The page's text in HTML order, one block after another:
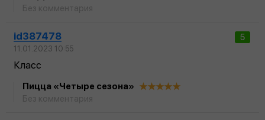
5
id387478
11.01.2023 10:55
Класс
Пицца «Четыре сезона»